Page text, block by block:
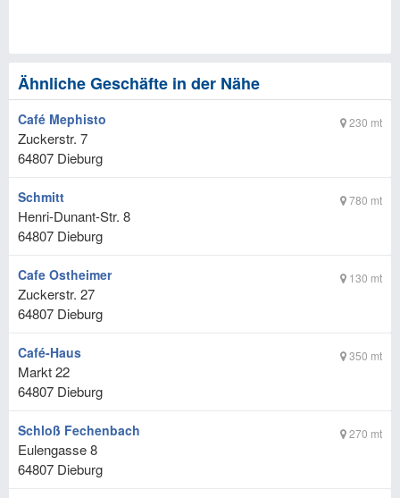
Ähnliche Geschäfte in der Nähe
230 mt
Café Mephisto
Zuckerstr. 7
64807 Dieburg
780 mt
Schmitt
Henri-Dunant-Str. 8
64807 Dieburg
130 mt
Cafe Ostheimer
Zuckerstr. 27
64807 Dieburg
350 mt
Café-Haus
Markt 22
64807 Dieburg
270 mt
Schloß Fechenbach
Eulengasse 8
64807 Dieburg